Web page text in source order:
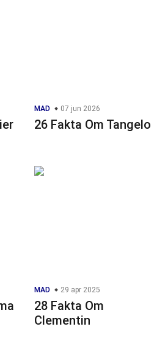
MAD 07 jun 2026
26 Fakta Om Tangelo
MAD 29 apr 2025
28 Fakta Om
Clementin